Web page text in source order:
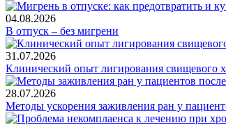
04.08.2026
В отпуск – без мигрени
31.07.2026
Клинический опыт лигирования свищевого
28.07.2026
Методы ускорения заживления ран у